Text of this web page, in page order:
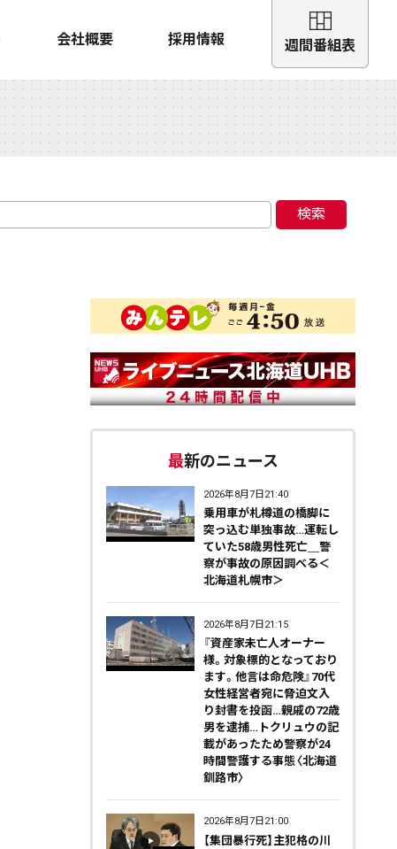
会社概要 採用情報 週間番組表
検索
最新のニュース
2026年8月7日21:40
乗用車が札樽道の橋脚に
突っ込む単独事故…運転し
ていた58歳男性死亡＿警
察が事故の原因調べる＜
北海道札幌市＞
2026年8月7日21:15
『資産家未亡人オーナー
様。対象標的となっており
ます。他言は命危険』70代
女性経営者宛に脅迫文入
り封書を投函…親戚の72歳
男を逮捕…トクリュウの記
載があったため警察が24
時間警護する事態〈北海道
釧路市〉
2026年8月7日21:00
【集団暴行死】主犯格の川